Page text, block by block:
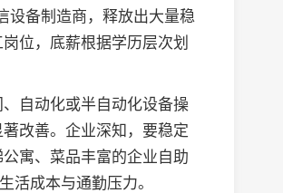
设备制造商，释放出大量稳
位，底薪根据学历层次划
自动化或半自动化设备操
改善。企业深知，要稳定
寓、菜品丰富的企业自助
活成本与通勤压力。